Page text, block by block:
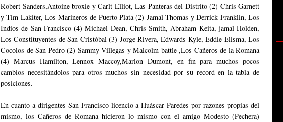
Robert Sanders,Antoine broxie y Carlt Elliot, Las Panteras del Distrito (2) Chris Garnett
y Tim Lakiter, Los Marineros de Puerto Plata (2) Jamal Thomas y Derrick Franklin, Los
Indios de San Francisco (4) Michael Dean, Chris Smith, Abraham Keita, jamal Holden,
Los Constituyentes de San Cristóbal (3) Jorge Rivera, Edwards Kyle, Eddie Elisma, Los
Cocolos de San Pedro (2) Sammy Villegas y Malcolm battle ,Los Cañeros de la Romana
(4) Marcus Hamilton, Lennox Maccoy,Marlon Dumont, en fin para muchos pocos
cambios necesitándolos para otros muchos sin necesidad por su record en la tabla de
posiciones.
En cuanto a dirigentes San Francisco licencio a Huáscar Paredes por razones propias del
mismo, los Cañeros de Romana hicieron lo mismo con el amigo Modesto (Pechera)